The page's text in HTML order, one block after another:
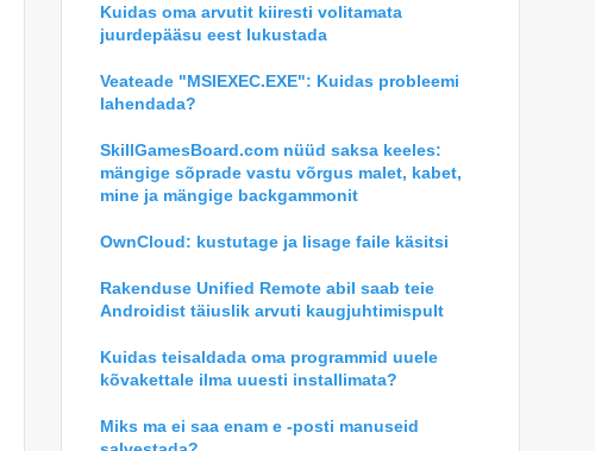
Kuidas oma arvutit kiiresti volitamata
juurdepääsu eest lukustada
Veateade "MSIEXEC.EXE": Kuidas probleemi
lahendada?
SkillGamesBoard.com nüüd saksa keeles:
mängige sõprade vastu võrgus malet, kabet,
mine ja mängige backgammonit
OwnCloud: kustutage ja lisage faile käsitsi
Rakenduse Unified Remote abil saab teie
Androidist täiuslik arvuti kaugjuhtimispult
Kuidas teisaldada oma programmid uuele
kõvakettale ilma uuesti installimata?
Miks ma ei saa enam e -posti manuseid